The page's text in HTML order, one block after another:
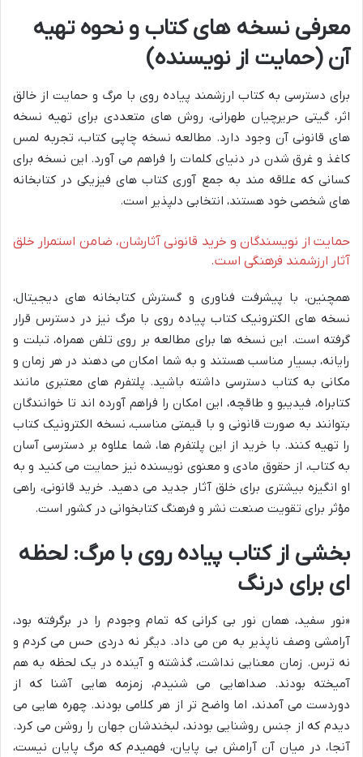
معرفی نسخه های کتاب و نحوه تهیه
آن (حمایت از نویسنده)
برای دسترسی به کتاب ارزشمند پیاده روی با مرگ و حمایت از خالق
اثر، گیتی حریرچیان طهرانی، روش های متعددی برای تهیه نسخه
های قانونی آن وجود دارد. مطالعه نسخه چاپی کتاب، تجربه لمس
کاغذ و غرق شدن در دنیای کلمات را فراهم می آورد. این نسخه برای
کسانی که علاقه مند به جمع آوری کتاب های فیزیکی در کتابخانه
های شخصی خود هستند، انتخابی دلپذیر است.
حمایت از نویسندگان و خرید قانونی آثارشان، ضامن استمرار خلق
آثار ارزشمند فرهنگی است.
همچنین، با پیشرفت فناوری و گسترش کتابخانه های دیجیتال،
نسخه های الکترونیک کتاب پیاده روی با مرگ نیز در دسترس قرار
گرفته است. این نسخه ها برای مطالعه بر روی تلفن همراه، تبلت و
رایانه، بسیار مناسب هستند و به شما امکان می دهند در هر زمان و
مکانی به کتاب دسترسی داشته باشید. پلتفرم های معتبری مانند
کتابراه، فیدیبو و طاقچه، این امکان را فراهم آورده اند تا خوانندگان
بتوانند به صورت قانونی و با قیمتی مناسب، نسخه الکترونیک کتاب
را تهیه کنند. با خرید از این پلتفرم ها، شما علاوه بر دسترسی آسان
به کتاب، از حقوق مادی و معنوی نویسنده نیز حمایت می کنید و به
او انگیزه بیشتری برای خلق آثار جدید می دهید. خرید قانونی، راهی
مؤثر برای تقویت صنعت نشر و فرهنگ کتابخوانی در کشور است.
بخشی از کتاب پیاده روی با مرگ: لحظه
ای برای درنگ
«نور سفید، همان نور بی کرانی که تمام وجودم را در برگرفته بود،
آرامشی وصف ناپذیر به من می داد. دیگر نه دردی حس می کردم و
نه ترس. زمان معنایی نداشت، گذشته و آینده در یک لحظه به هم
آمیخته بودند. صداهایی می شنیدم، زمزمه هایی آشنا که از
دوردست می آمدند، اما واضح تر از هر کلامی بودند. چهره هایی می
دیدم که از جنس روشنایی بودند، لبخندشان جهان را روشن می کرد.
آنجا، در میان آن آرامش بی پایان، فهمیدم که مرگ پایان نیست،